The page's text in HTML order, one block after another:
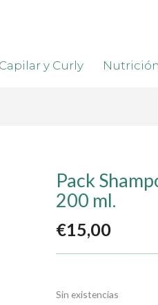
Capilar y Curly Nutrición
Pack
200 ml.
€15,00
Sin existencias